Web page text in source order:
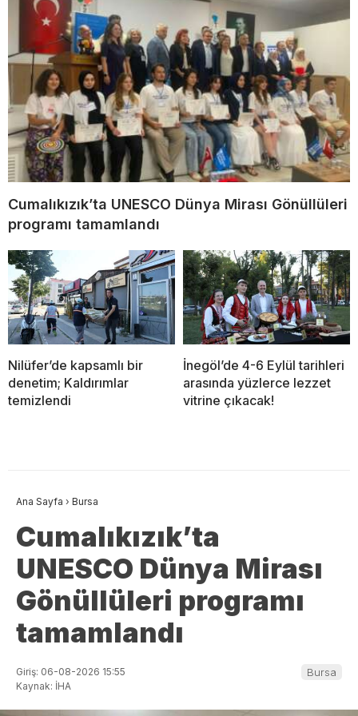
Cumalıkızık’ta UNESCO Dünya Mirası Gönüllüleri
programı tamamlandı
Nilüfer’de kapsamlı bir
denetim; Kaldırımlar
temizlendi
İnegöl’de 4-6 Eylül tarihleri
arasında yüzlerce lezzet
vitrine çıkacak!
Ana Sayfa › Bursa
Cumalıkızık’ta
UNESCO Dünya Mirası
Gönüllüleri programı
tamamlandı
Giriş: 06-08-2026 15:55
Kaynak: İHA
Bursa